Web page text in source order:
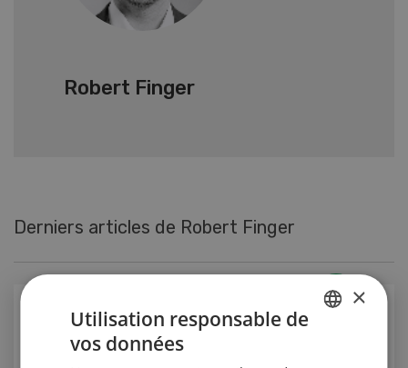
Robert Finger
Derniers articles de Robert Finger
La diversité, garante du futur
×
Utilisation responsable de
vos données